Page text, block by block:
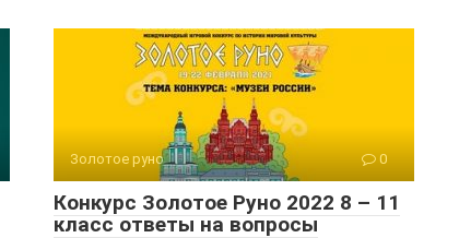
Золотое руно 0
Конкурс Золотое Руно 2022 8 – 11
класс ответы на вопросы